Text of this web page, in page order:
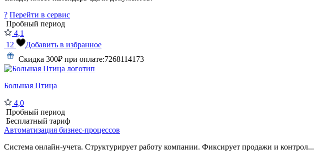
? Перейти в сервис
Пробный период
4,1
12
Добавить в избранное
Скидка 300₽ при оплате:7268114173
Большая Птица
4,0
Пробный период
Бесплатный тариф
Автоматизация бизнес-процессов
Система онлайн-учета. Структурирует работу компании. Фиксирует продажи и контрол...